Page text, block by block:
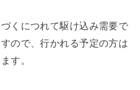
くにつれて駆け込み需要で
ので、行かれる予定の方は
す。